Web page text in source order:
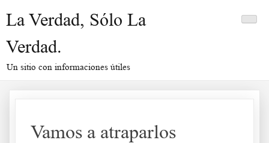
La Verdad, Sólo La
Verdad.
Un sitio con informaciones útiles
Vamos a atraparlos